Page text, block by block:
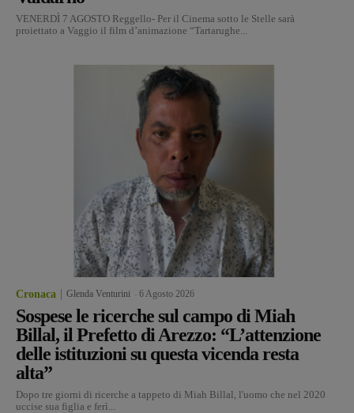
VENERDÌ 7 AGOSTO Reggello- Per il Cinema sotto le Stelle sarà
proiettato a Vaggio il film d’animazione “Tartarughe...
Cronaca Glenda Venturini 6 Agosto 2026
Sospese le ricerche sul campo di Miah
Billal, il Prefetto di Arezzo: “L’attenzione
delle istituzioni su questa vicenda resta
alta”
Dopo tre giorni di ricerche a tappeto di Miah Billal, l'uomo che nel 2020
uccise sua figlia e ferì...